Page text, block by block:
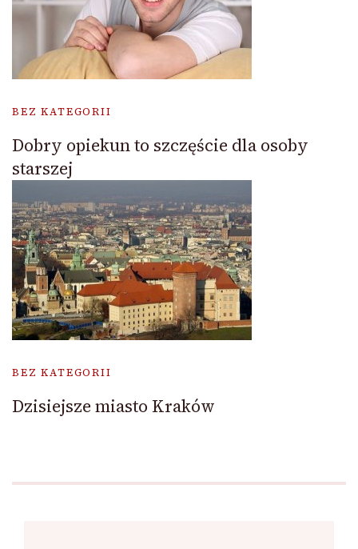
BEZ KATEGORII
Dobry opiekun to szczęście dla osoby
starszej
BEZ KATEGORII
Dzisiejsze miasto Kraków